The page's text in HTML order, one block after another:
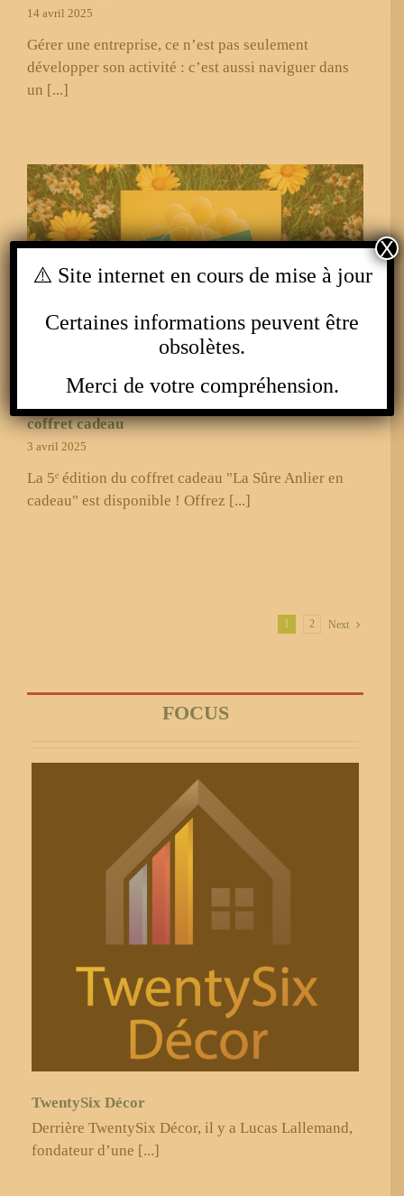
14 avril 2025
Gérer une entreprise, ce n’est pas seulement
développer son activité : c’est aussi naviguer dans
un [...]
127 commerçants et entreprises dans le nouveau
coffret cadeau
3 avril 2025
La 5ᵉ édition du coffret cadeau "La Sûre Anlier en
cadeau" est disponible ! Offrez [...]
1 2 Next
FOCUS
TwentySix Décor
Derrière TwentySix Décor, il y a Lucas Lallemand,
fondateur d’une [...]
⚠️ Site internet en cours de mise à jour
Certaines informations peuvent être
obsolètes.
Merci de votre compréhension.
X